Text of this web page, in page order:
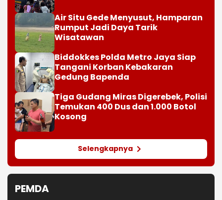
Air Situ Gede Menyusut, Hamparan
Rumput Jadi Daya Tarik
Wisatawan
Biddokkes Polda Metro Jaya Siap
Tangani Korban Kebakaran
Gedung Bapenda
Tiga Gudang Miras Digerebek, Polisi
Temukan 400 Dus dan 1.000 Botol
Kosong
Selengkapnya
PEMDA